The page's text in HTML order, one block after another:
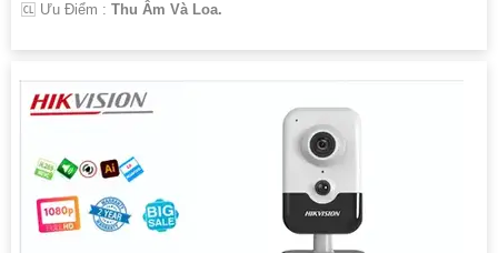
️🆑 Ưu Điểm : Thu Âm Và Loa.